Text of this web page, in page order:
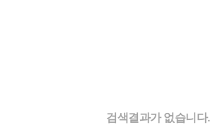
검색결과가 없습니다.